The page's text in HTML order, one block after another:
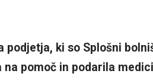
podjetja, ki so Splošni
na pomoč in podarila